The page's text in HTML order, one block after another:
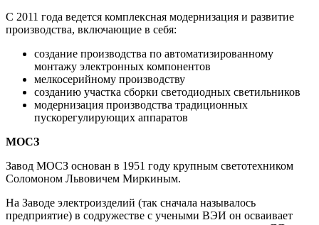
С 2011 года ведется комплексная модернизация и развитие
производства, включающие в себя:
создание производства по автоматизированному
монтажу электронных компонентов
мелкосерийному производству
созданию участка сборки светодиодных светильников
модернизация производства традиционных
пускорегулирующих аппаратов
МОСЗ
Завод МОСЗ основан в 1951 году крупным светотехником
Соломоном Львовичем Миркиным.
На Заводе электроизделий (так сначала называлось
предприятие) в содружестве с учеными ВЭИ он осваивает